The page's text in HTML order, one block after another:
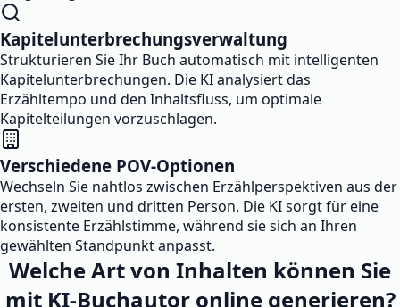
Kapitelunterbrechungsverwaltung
Strukturieren Sie Ihr Buch automatisch mit intelligenten
Kapitelunterbrechungen. Die KI analysiert das
Erzähltempo und den Inhaltsfluss, um optimale
Kapitelteilungen vorzuschlagen.
Verschiedene POV-Optionen
Wechseln Sie nahtlos zwischen Erzählperspektiven aus der
ersten, zweiten und dritten Person. Die KI sorgt für eine
konsistente Erzählstimme, während sie sich an Ihren
gewählten Standpunkt anpasst.
Welche Art von Inhalten können Sie
mit KI-Buchautor online generieren?